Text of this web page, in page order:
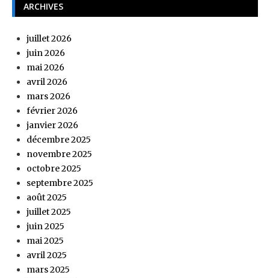
ARCHIVES
juillet 2026
juin 2026
mai 2026
avril 2026
mars 2026
février 2026
janvier 2026
décembre 2025
novembre 2025
octobre 2025
septembre 2025
août 2025
juillet 2025
juin 2025
mai 2025
avril 2025
mars 2025